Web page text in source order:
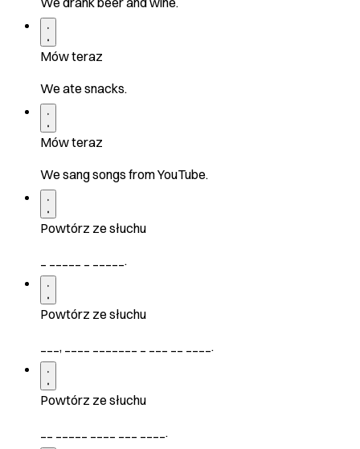
Mów teraz
We ate snacks.
Mów teraz
We sang songs from YouTube.
Powtórz ze słuchu
_ _____ _ _____.
Powtórz ze słuchu
___, ____ _______ _ ___ __ ____.
Powtórz ze słuchu
__ _____ ____ ___ ____.